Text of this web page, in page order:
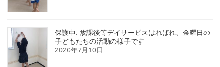
保護中: 放課後等デイサービスはればれ、金曜日の
子どもたちの活動の様子です
2026年7月10日